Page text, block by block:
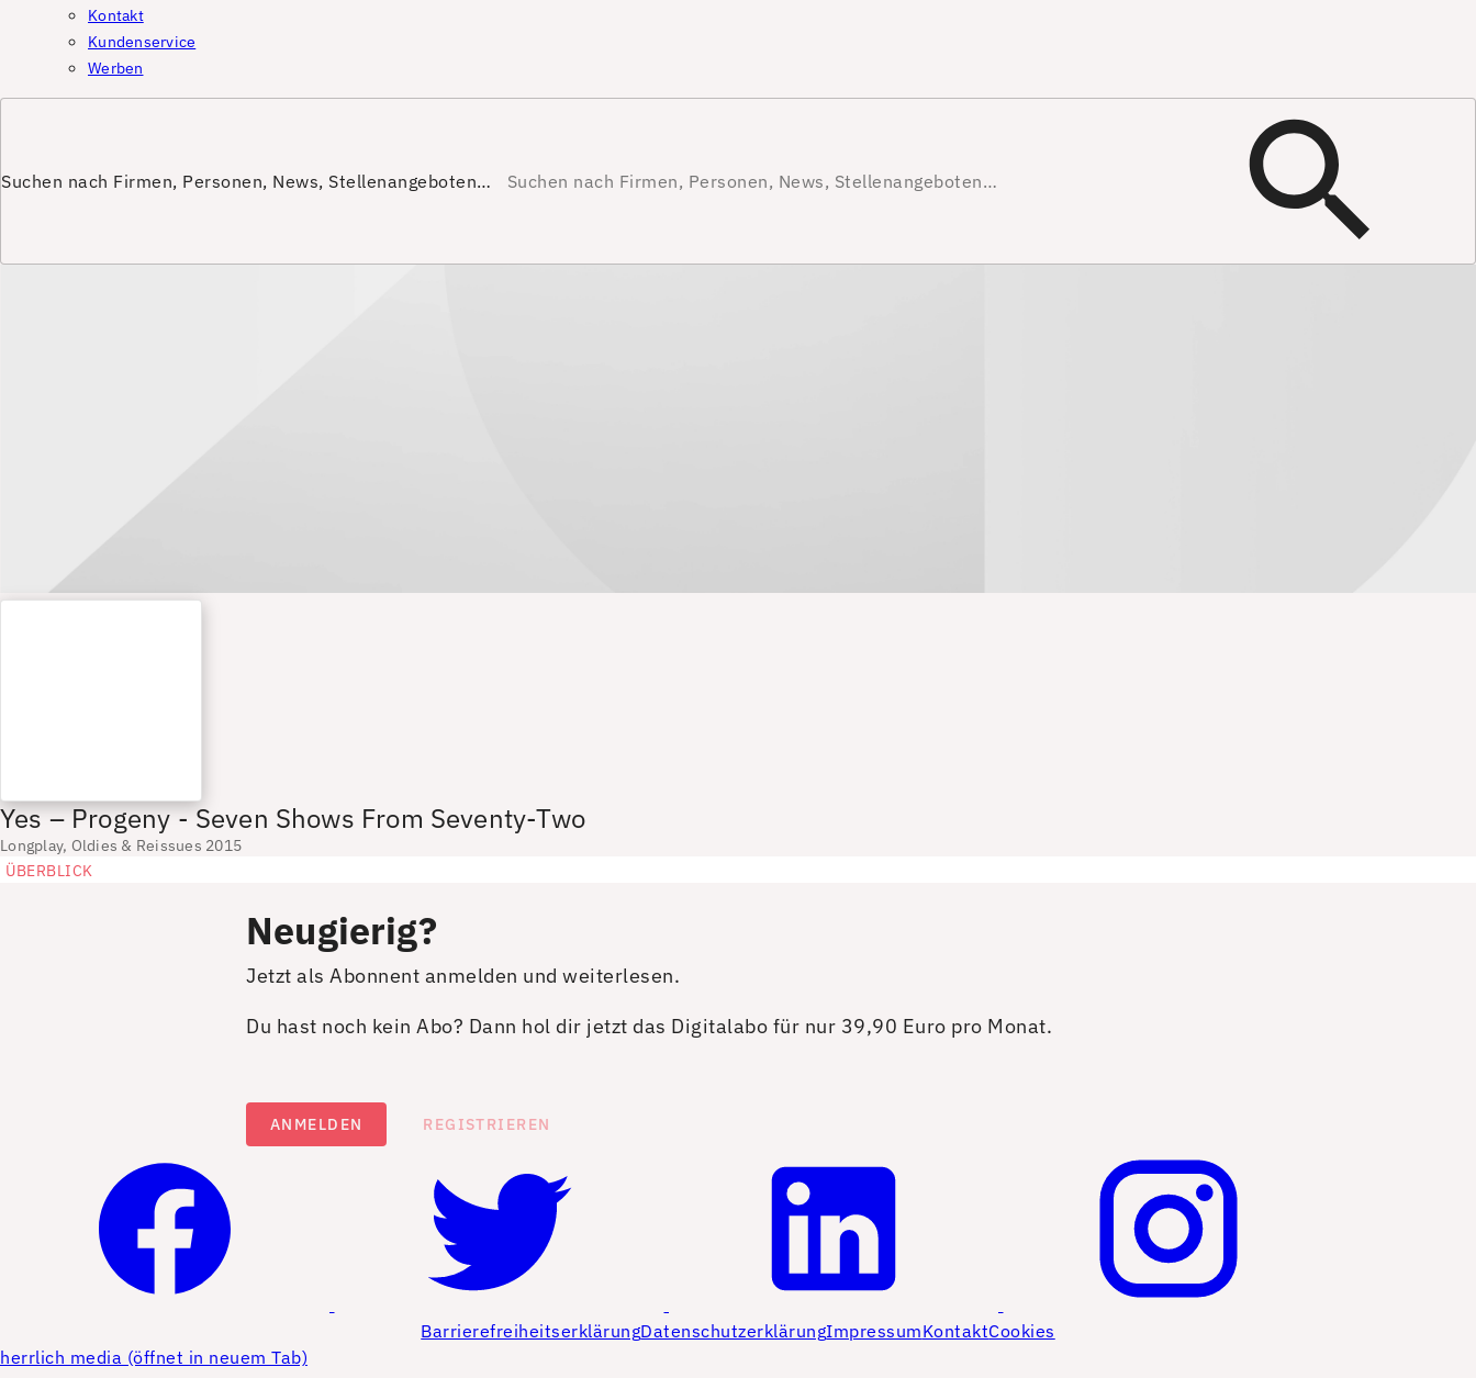
Kontakt
Kundenservice
Werben
Suchen nach Firmen, Personen, News, Stellenangeboten…
Yes – Progeny - Seven Shows From Seventy-Two
Longplay, Oldies & Reissues 2015
ÜBERBLICK
Neugierig?
Jetzt als Abonnent anmelden und weiterlesen.
Du hast noch kein Abo? Dann hol dir jetzt das Digitalabo für nur 39,90 Euro pro Monat.
ANMELDEN REGISTRIEREN
BarrierefreiheitserklärungDatenschutzerklärungImpressumKontaktCookies
herrlich media (öffnet in neuem Tab)